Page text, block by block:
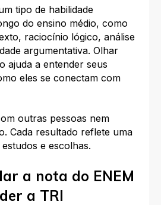
tipo de habilidade
do ensino médio, como
raciocínio lógico, análise
argumentativa. Olhar
ajuda a entender seus
eles se conectam com
outras pessoas nem
Cada resultado reflete uma
e escolhas.
a nota do ENEM
a TRI